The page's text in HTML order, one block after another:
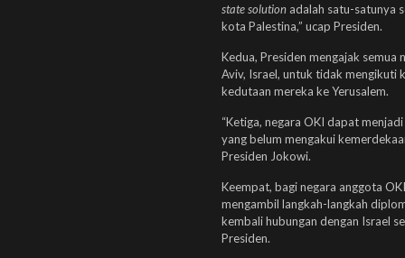
state solutionadalah satu-satunya
kota Palestina,” ucap Presiden.
Kedua, Presiden mengajak semua
Aviv, Israel, untuk tidak mengikuti
kedutaan mereka ke Yerusalem.
“Ketiga, negara OKI dapat
yang belum mengakui
Presiden Jokowi.
Keempat, bagi negara anggota
mengambil langkah-langkah
kembali hubungan dengan Israel
Presiden.